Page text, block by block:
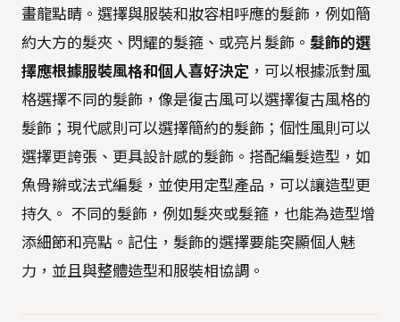
畫龍點睛。選擇與服裝和妝容相呼應的髮飾，例如簡
約大方的髮夾、閃耀的髮箍、或亮片髮飾。 髮飾的選
擇應根據服裝風格和個人喜好決定 ，可以根據派對風
格選擇不同的髮飾，像是復古風可以選擇復古風格的
髮飾；現代感則可以選擇簡約的髮飾；個性風則可以
選擇更誇張、更具設計感的髮飾。搭配編髮造型，如
魚骨辮或法式編髮，並使用定型產品，可以讓造型更
持久。 不同的髮飾，例如髮夾或髮箍，也能為造型增
添細節和亮點。記住，髮飾的選擇要能突顯個人魅
力，並且與整體造型和服裝相協調。